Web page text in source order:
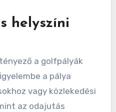
helyszíni
a golfpályák
a pálya
vagy közlekedési
az odajutás